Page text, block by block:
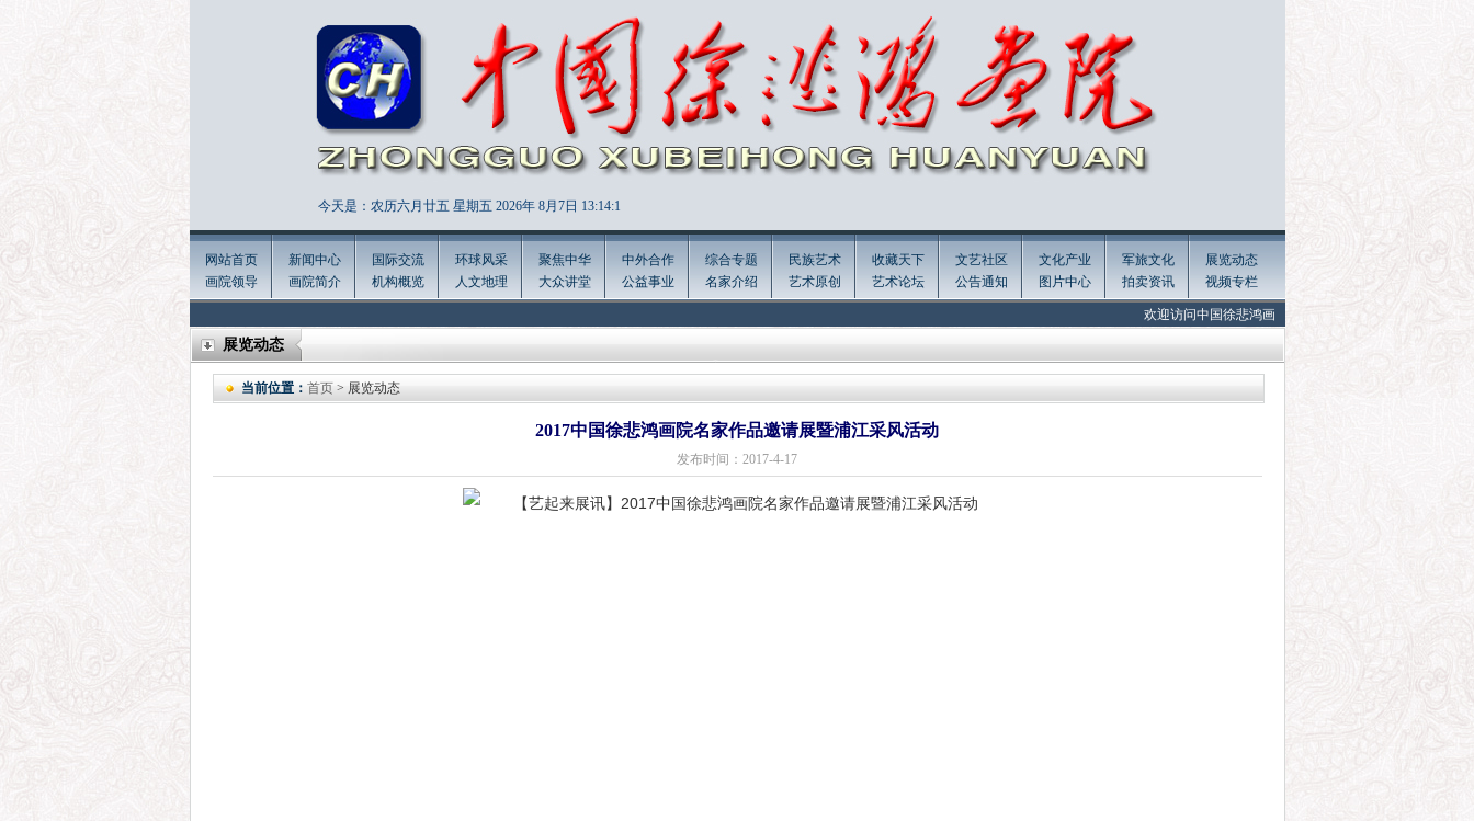
今天是：农历六月廿五 星期五 2026年 8月7日 13:14:2
网站首页
画院领导
新闻中心
画院简介
国际交流
机构概览
环球风采
人文地理
聚焦中华
大众讲堂
中外合作
公益事业
综合专题
名家介绍
民族艺术
艺术原创
收藏天下
艺术论坛
文艺社区
公告通知
文化产业
图片中心
军旅文化
拍卖资讯
展览动态
视频专栏
欢迎访问中国徐悲鸿画院官网! Welcome to the official website
展览动态
当前位置： 首页> 展览动态
2017中国徐悲鸿画院名家作品邀请展暨浦江采风活动
发布时间：2017-4-17